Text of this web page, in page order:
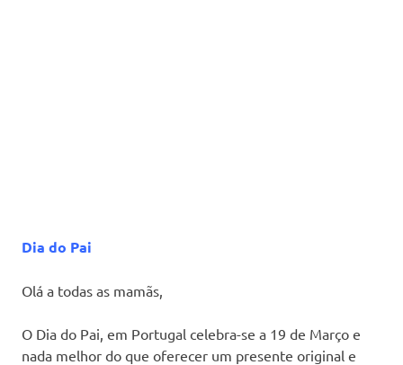
Dia do Pai
Olá a todas as mamãs,
O Dia do Pai, em Portugal celebra-se a 19 de Março e
nada melhor do que oferecer um presente original e